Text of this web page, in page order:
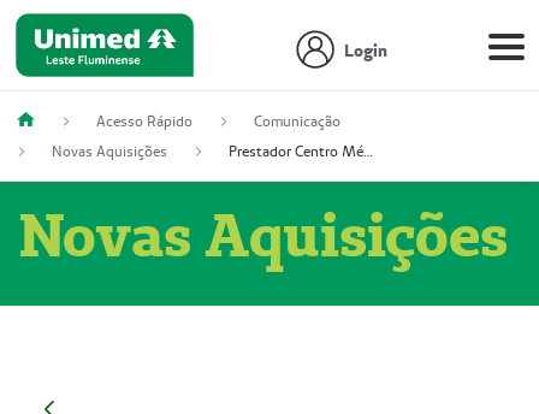
Login
Acesso Rápido
Comunicação
Novas Aquisições
Prestador Centro Médico Vitória Ltda, 51004350-4: Centro Médico Vitória Ltda (Nome Fantasia: Policlínica Master)
Novas Aquisições